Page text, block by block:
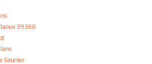
39360
Saunier